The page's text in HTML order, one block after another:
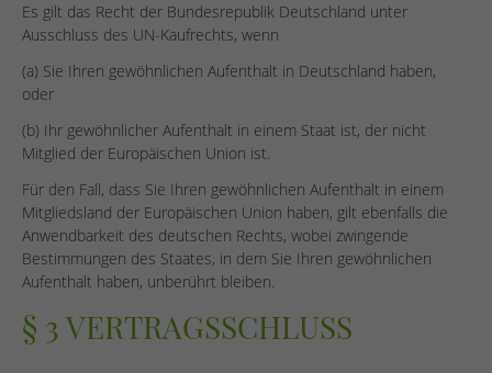
Es gilt das Recht der Bundesrepublik Deutschland unter
Ausschluss des UN-Kaufrechts, wenn
(a) Sie Ihren gewöhnlichen Aufenthalt in Deutschland haben,
oder
(b) Ihr gewöhnlicher Aufenthalt in einem Staat ist, der nicht
Mitglied der Europäischen Union ist.
Für den Fall, dass Sie Ihren gewöhnlichen Aufenthalt in einem
Mitgliedsland der Europäischen Union haben, gilt ebenfalls die
Anwendbarkeit des deutschen Rechts, wobei zwingende
Bestimmungen des Staates, in dem Sie Ihren gewöhnlichen
Aufenthalt haben, unberührt bleiben.
§ 3 VERTRAGSSCHLUSS